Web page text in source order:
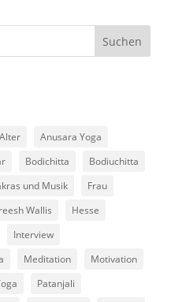
Alter
Anusara Yoga
Bodichitta
Bodiuchitta
und Musik
Frau
Wallis
Hesse
Interview
Meditation
Motivation
Patanjali